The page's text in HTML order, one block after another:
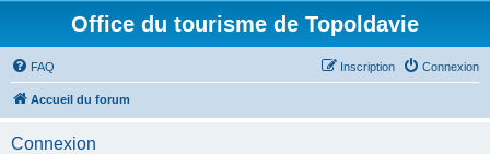
Office du tourisme de Topoldavie
FAQ Connexion
Inscription
Accueil du forum
Connexion